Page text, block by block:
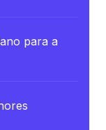
para a